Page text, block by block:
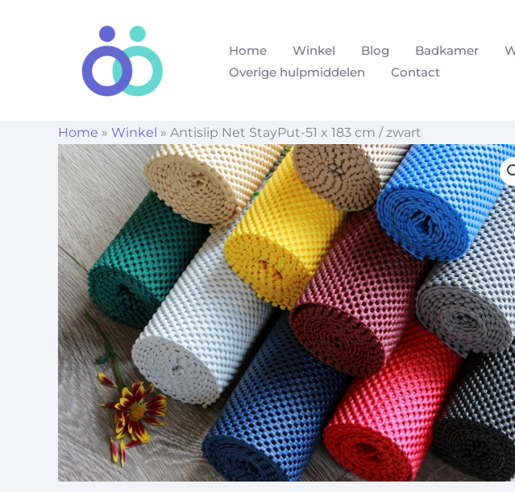
Home Winkel Blog Badkamer
Overige hulpmiddelen
Contact
Home » Winkel » Antislip Net StayPut-51 x 183 cm / zwart